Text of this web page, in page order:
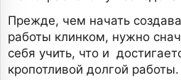
Прежде, чем начать
работы клинком, нужно
себя учить, что и
кропотливой долгой